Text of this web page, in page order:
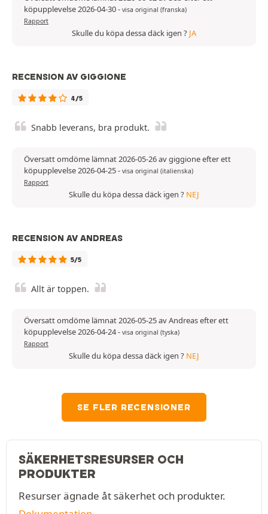
köpupplevelse 2026-04-30- visa original (franska)
Rapport
Skulle du köpa dessa däck igen ? JA
RECENSION AV GIGGIONE
4/5
Snabb leverans, bra produkt.
Översatt omdöme lämnat 2026-05-26 av giggione efter ett
köpupplevelse 2026-04-25- visa original (italienska)
Rapport
Skulle du köpa dessa däck igen ? NEJ
RECENSION AV ANDREAS
5/5
Allt är toppen.
Översatt omdöme lämnat 2026-05-25 av Andreas efter ett
köpupplevelse 2026-04-24- visa original (tyska)
Rapport
Skulle du köpa dessa däck igen ? NEJ
SE FLER RECENSIONER
SÄKERHETSRESURSER OCH
PRODUKTER
Resurser ägnade åt säkerhet och produkter.